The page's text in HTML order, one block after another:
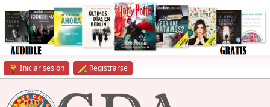
Iniciar sesión Registrarse